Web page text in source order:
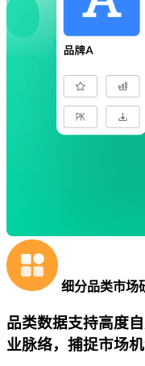
细分品类市场
品类数据支持高度
业脉络，捕捉市场机